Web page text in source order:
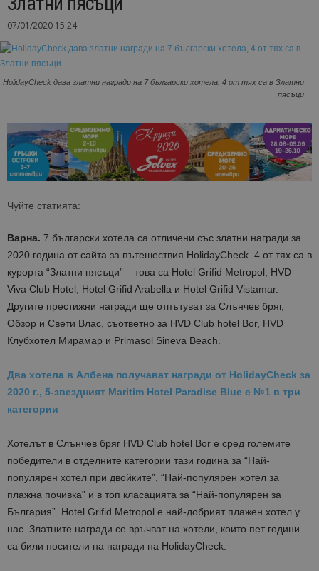
07/01/2020 15:24
HolidayCheck дава златни награди на 7 български хотела, 4 от тях са в Златни
пясъци
Чуйте статията:
Варна. 7 български хотела са отличени със златни награди за
2020 година от сайта за пътешествия HolidayCheck. 4 от тях са в
курорта “Златни пясъци” – това са Hotel Grifid Metropol, HVD
Viva Club Hotel, Hotel Grifid Arabella и Hotel Grifid Vistamar.
Другите престижни награди ще отпътуват за Слънчев бряг,
Обзор и Свети Влас, съответно за HVD Club hotel Bor, HVD
Клубхотел Мирамар и Primasol Sineva Beach.
Два хотела в Албена получават награди от HolidayCheck за
2020 г., 5-звездният Maritim Hotel Paradise Blue е №1 в три
категории
Хотелът в Слънчев бряг HVD Club hotel Bor е сред големите
победители в отделните категории тази година за “Най-
популярен хотел при двойките”, “Най-популярен хотел за
плажна почивка” и в топ класацията за “Най-популярен за
България”. Hotel Grifid Metropol е най-добрият плажен хотел у
нас. Златните награди се връчват на хотели, които пет години
са били носители на награди на HolidayCheck.